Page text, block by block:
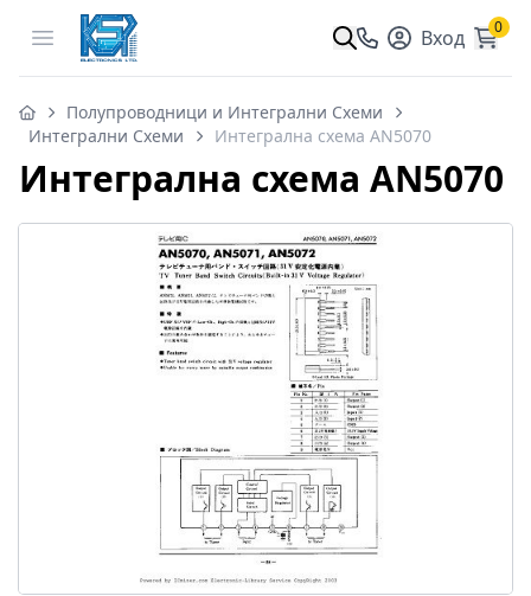
Open menu Вход 0
Полупроводници и Интегрални Схеми
Интегрални Схеми
Интегрална схема AN5070
Интегрална схема AN5070